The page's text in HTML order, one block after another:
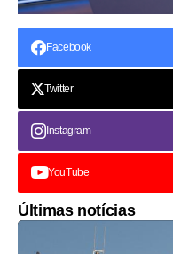
Facebook
Twitter
Instagram
YouTube
Últimas notícias